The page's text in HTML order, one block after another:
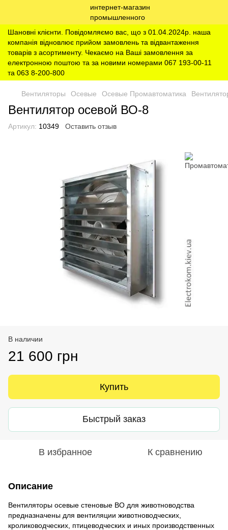
Шановні клієнти. Повідомляємо вас, що з 01.04.2024р. наша
компанія відновлює прийом замовлень та відвантаження
товарів з асортименту. Чекаємо на Ваші замовлення за
електронною поштою та за новими номерами 067 193-00-11
та 063 8-200-800
Вентиляторы Осевые Осевые Промавтоматика
Вентилятор осевой ВО-8
Артикул: 10349 Оставить отзыв
В наличии
21 600 грн
Купить
Быстрый заказ
В избранное К сравнению
Описание
Вентиляторы осевые стеновые ВО для животноводства
предназначены для вентиляции животноводческих,
кролиководческих, птицеводческих и иных производственных